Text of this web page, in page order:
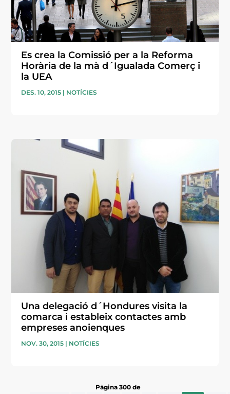
Es crea la Comissió per a la Reforma
Horària de la mà d´Igualada Comerç i
la UEA
DES. 10, 2015 | NOTÍCIES
Una delegació d´Hondures visita la
comarca i estableix contactes amb
empreses anoienques
NOV. 30, 2015 | NOTÍCIES
Pàgina 300 de